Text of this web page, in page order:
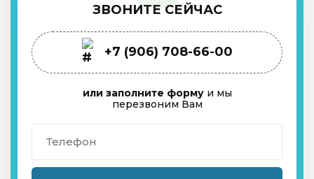
ЗВОНИТЕ СЕЙЧАС
+7 (906) 708-66-00
или заполните формуи мы
перезвоним Вам